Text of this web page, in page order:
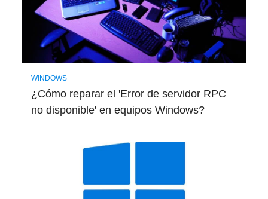
WINDOWS
¿Cómo reparar el 'Error de servidor RPC
no disponible' en equipos Windows?